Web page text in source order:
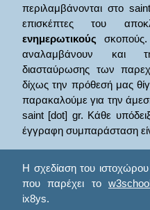
περιλαμβάνονται στο
επισκέπτες του
ενημερωτικούς
αναλαμβάνουν και
διασταύρωσης των
δίχως την πρόθεσή μας
παρακαλούμε για την
saint [dot] gr. Κάθε
έγγραφη συμπαράσταση
Η σχεδίαση του
που παρέχει το
ix8ys.